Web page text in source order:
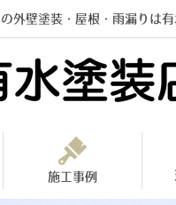
外壁塗装・屋根・雨漏りは
施工事例